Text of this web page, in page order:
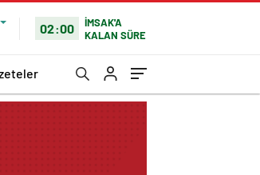
02:00
İMSAK'A
KALAN SÜRE